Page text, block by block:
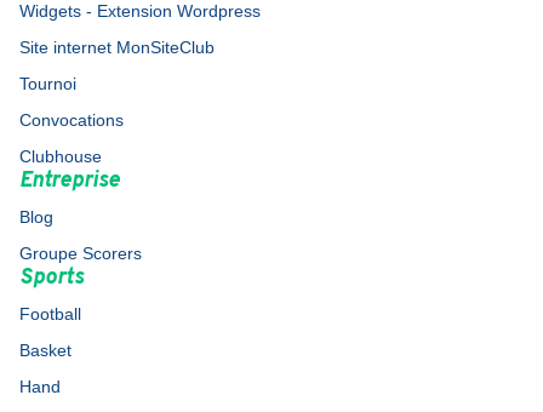
Widgets - Extension Wordpress
Site internet MonSiteClub
Tournoi
Convocations
Clubhouse
Entreprise
Blog
Groupe Scorers
Sports
Football
Basket
Hand